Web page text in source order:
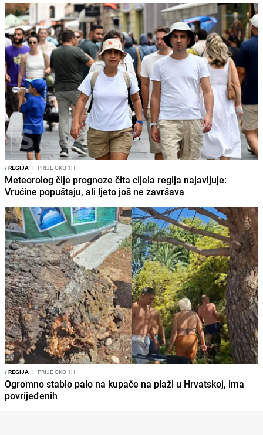
/REGIJA I PRIJE OKO 1H
Meteorolog čije prognoze čita cijela regija najavljuje:
Vrućine popuštaju, ali ljeto još ne završava
/REGIJA I PRIJE OKO 1H
Ogromno stablo palo na kupače na plaži u Hrvatskoj, ima
povrijeđenih